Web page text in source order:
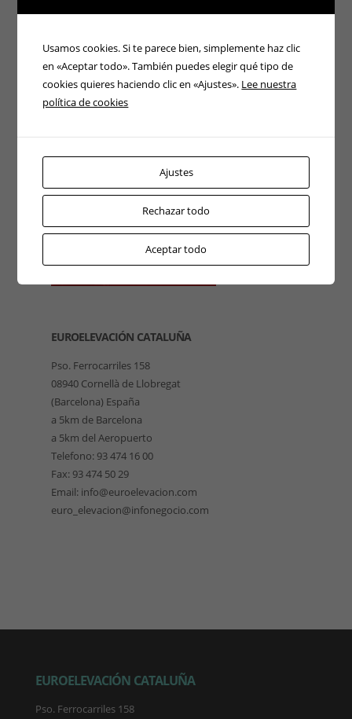
EUROELEVACIÓN CATALUÑA
Pso. Ferrocarriles 158
08940 Cornellà de Llobregat
(Barcelona) España
a 5km de Barcelona
a 5km del Aeropuerto
Telefono: 93 474 16 00
Fax: 93 474 50 29
Email: info@euroelevacion.com
euro_elevacion@infonegocio.com
EUROELEVACIÓN CATALUÑA
Pso. Ferrocarriles 158
Usamos cookies. Si te parece bien, simplemente haz clic
en «Aceptar todo». También puedes elegir qué tipo de
cookies quieres haciendo clic en «Ajustes». Lee nuestra
política de cookies
Ajustes
Rechazar todo
Aceptar todo